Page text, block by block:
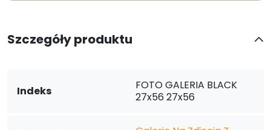
Szczegóły produktu
Indeks
FOTO GALERIA BLACK
27x56 27x56